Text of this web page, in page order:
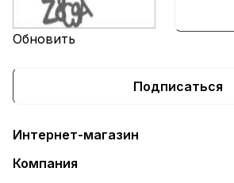
Обновить
Подписаться
Интернет-магазин
Компания